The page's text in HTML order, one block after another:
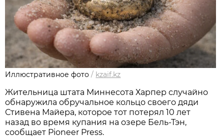
Иллюстративное фото / kzaif.kz
Жительница штата Миннесота Харпер случайно
обнаружила обручальное кольцо своего дяди
Стивена Майера, которое тот потерял 10 лет
назад во время купания на озере Бель-Тэн,
сообщает Pioneer Press.